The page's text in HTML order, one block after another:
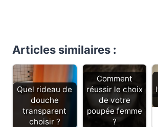
Articles similaires :
Quel rideau de
douche
transparent
choisir ?
Comment
réussir le choix
de votre
poupée femme
?